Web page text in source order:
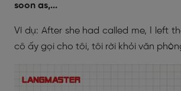
soon as,...
Ví dụ: After she had called me, I left
cô ấy gọi cho tôi, tôi rời khỏi văn